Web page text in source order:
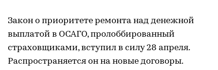
Закон о приоритете ремонта над денежной
выплатой в ОСАГО, пролоббированный
страховщиками, вступил в силу 28 апреля.
Распространяется он на новые договоры.